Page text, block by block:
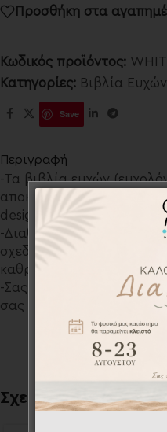
Προσθήκη στα
Κωδικός προϊόντος:
Κατηγορίες: Βιβλία
Save
Περιγραφή
-Τα βιβλία ευχών
αποκλειστικά από το
design για εσάς!
-Διαθέτουμε μια μεγάλη
σχεδίων και διαφόρων
καθρέπτη, απλό λευκό με
-Σας παρέχουμε την
σας σχέδιο κατόπιν
Σχετικά προϊόντα